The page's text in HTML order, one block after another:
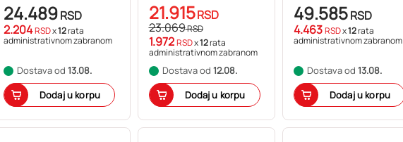
24.489RSD
2.204RSDx12rata
administrativnom zabranom
Dostava od 13.08.
Dodaj u korpu
21.915RSD
23.069RSD
1.972RSDx12rata
administrativnom zabranom
Dostava od 12.08.
Dodaj u korpu
49.585RSD
4.463RSDx12rata
administrativnom zabranom
Dostava od 13.08.
Dodaj u korpu